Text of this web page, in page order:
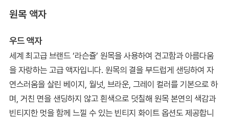
원목 액자
우드 액자
세계 최고급 브랜드 ‘라슨쥴’ 원목을 사용하여 견고함과 아름다움
을 자랑하는 고급 액자입니다. 원목의 결을 부드럽게 샌딩하여 자
연스러움을 살린 베이지, 월넛, 브라운, 그레이 컬러를 기본으로 하
며, 거친 면을 샌딩하지 않고 흰색으로 덧칠해 원목 본연의 색감과
빈티지한 멋을 함께 느낄 수 있는 빈티지 화이트 옵션도 제공합니